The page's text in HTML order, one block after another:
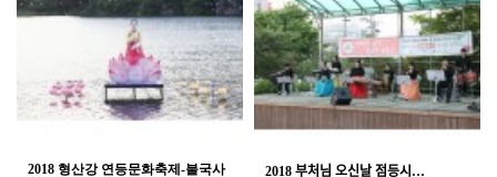
2018 형산강 연등문화축제-불국사
2018 부처님 오신날 점등시…